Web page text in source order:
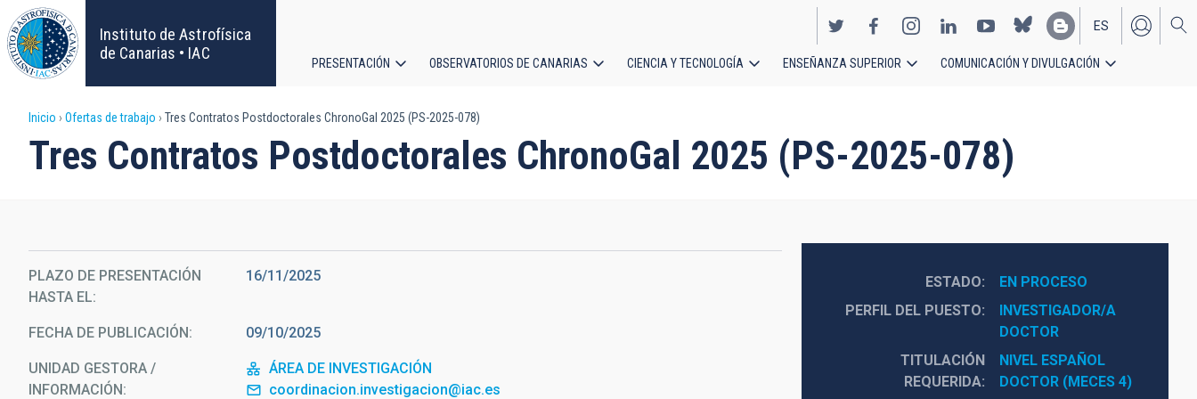
Pasar
al
contenido
principal
Instituto de Astrofísica
de Canarias • IAC
EN
ES
principal
PRESENTACIÓN OBSERVATORIOS DE CANARIAS CIENCIA Y TECNOLOGÍA ENSEÑANZA SUPERIOR COMUNICACIÓN Y DIVULGACIÓN
Sobrescribir
enlaces
ayuda
a
la
navegación
Inicio Ofertas de trabajo Tres Contratos Postdoctorales ChronoGal 2025 (PS-2025-078)
Tres Contratos Postdoctorales ChronoGal 2025 (PS-2025-078)
PLAZO DE PRESENTACIÓN
HASTA EL
16/11/2025
FECHA DE PUBLICACIÓN 09/10/2025
UNIDAD GESTORA /
INFORMACIÓN
ÁREA DE INVESTIGACIÓN
coordinacion.investigacion@iac.es
ESTADO
EN PROCESO
PERFIL DEL PUESTO
INVESTIGADOR/A
DOCTOR
TITULACIÓN
REQUERIDA
NIVEL ESPAÑOL
DOCTOR (MECES 4)